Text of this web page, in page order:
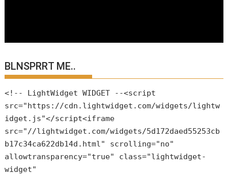
BLNSPRRT ME..
<!-- LightWidget WIDGET --<script
src="https://cdn.lightwidget.com/widgets/lightw
idget.js"</script<iframe
src="//lightwidget.com/widgets/5d172daed55253cb
b17c34ca622db14d.html" scrolling="no"
allowtransparency="true" class="lightwidget-
widget"